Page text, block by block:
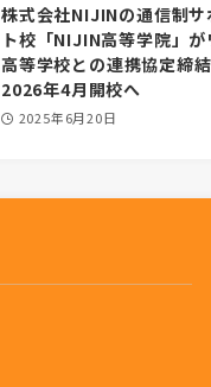
株式会社NIJINの通信制サ
ト校「NIJIN高等学院」が
高等学校との連携協定締
2026年4月開校へ
2025年6月20日